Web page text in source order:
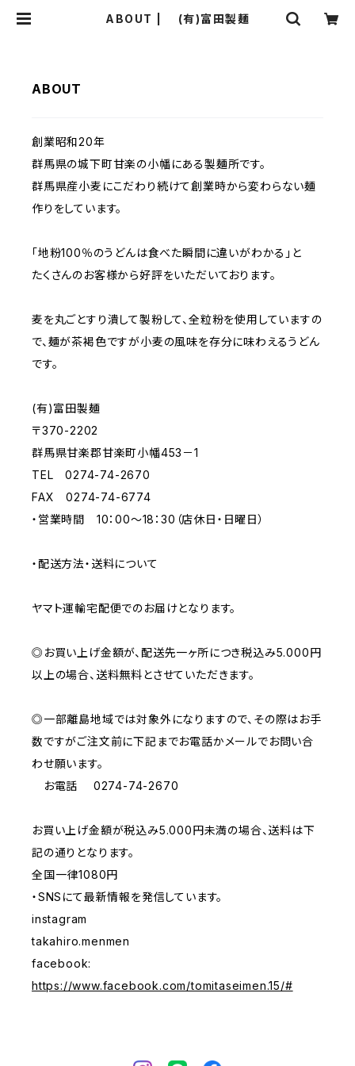
ABOUT | (有)富田製麺
ABOUT
創業昭和20年
群馬県の城下町甘楽の小幡にある製麺所です。
群馬県産小麦にこだわり続けて創業時から変わらない麺
作りをしています。
「地粉100％のうどんは食べた瞬間に違いがわかる」と
たくさんのお客様から好評をいただいております。
麦を丸ごとすり潰して製粉して、全粒粉を使用していますの
で、麺が茶褐色ですが小麦の風味を存分に味わえるうどん
です。
(有)富田製麺
〒370-2202
群馬県甘楽郡甘楽町小幡453－1
TEL 0274-74-2670
FAX 0274-74-6774
・営業時間 10：00～18：30（店休日・日曜日）
・配送方法・送料について
ヤマト運輸宅配便でのお届けとなります。
◎お買い上げ金額が、配送先一ヶ所につき税込み5.000円
以上の場合、送料無料とさせていただきます。
◎一部離島地域では対象外になりますので、その際はお手
数ですがご注文前に下記までお電話かメールでお問い合
わせ願います。
お電話 0274-74-2670
お買い上げ金額が税込み5.000円未満の場合、送料は下
記の通りとなります。
全国一律1080円
・SNSにて最新情報を発信しています。
instagram
takahiro.menmen
facebook:
https://www.facebook.com/tomitaseimen.15/#